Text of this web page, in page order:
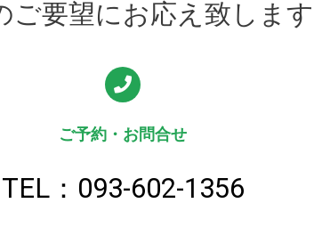
ご要望にお応え致します
ご予約・お問合せ
TEL：093-602-1356